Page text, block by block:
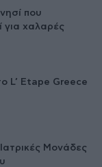
που
για χαλαρές
L’ Etape Greece
Μονάδες